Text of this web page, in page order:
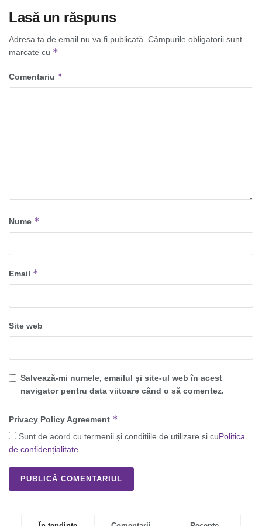
Lasă un răspuns
Adresa ta de email nu va fi publicată. Câmpurile obligatorii sunt
marcate cu *
Comentariu *
Nume *
Email *
Site web
Salvează-mi numele, emailul și site-ul web în acest
navigator pentru data viitoare când o să comentez.
Privacy Policy Agreement *
Sunt de acord cu termenii și condițiile de utilizare și cuPolitica
de confidențialitate.